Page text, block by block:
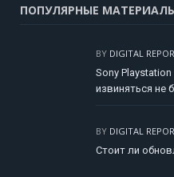
ПОПУЛЯРНЫЕ
BY DIGITAL
Sony
извиняться не
BY DIGITAL
Стоит ли